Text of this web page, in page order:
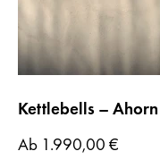
Kettlebells – Ahorn
Ab 1.990,00 €